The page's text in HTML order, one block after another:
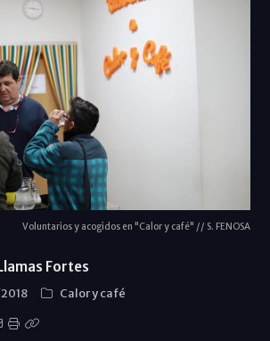
Voluntarios y acogidos en "Calor y café" // S. FENOSA
Fortes
Calor y café